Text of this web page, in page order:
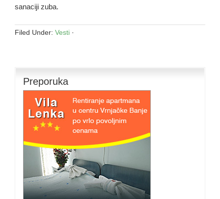
sanaciji zuba.
Filed Under: Vesti ·
Preporuka